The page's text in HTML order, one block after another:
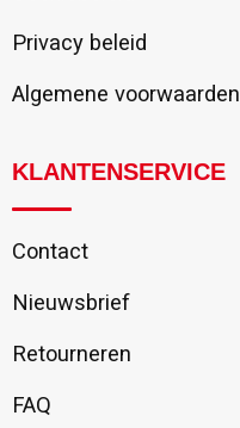
Privacy beleid
Algemene voorwaarden
KLANTENSERVICE
Contact
Nieuwsbrief
Retourneren
FAQ